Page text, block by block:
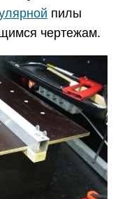
пилы
чертежам.